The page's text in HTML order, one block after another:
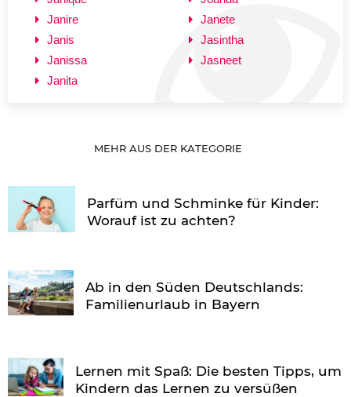
Janire
Janis
Janissa
Janita
Janete
Jasintha
Jasneet
MEHR AUS DER KATEGORIE
Parfüm und Schminke für Kinder:
Worauf ist zu achten?
Ab in den Süden Deutschlands:
Familienurlaub in Bayern
Lernen mit Spaß: Die besten Tipps, um
Kindern das Lernen zu versüßen